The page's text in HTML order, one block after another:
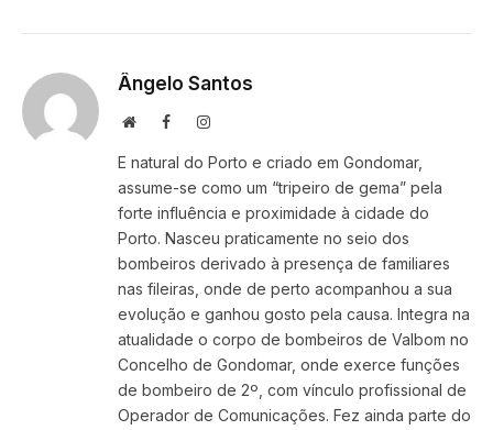
Ângelo Santos
WebsiteFacebookInstagram
E natural do Porto e criado em Gondomar,
assume-se como um “tripeiro de gema” pela
forte influência e proximidade à cidade do
Porto. Nasceu praticamente no seio dos
bombeiros derivado à presença de familiares
nas fileiras, onde de perto acompanhou a sua
evolução e ganhou gosto pela causa. Integra na
atualidade o corpo de bombeiros de Valbom no
Concelho de Gondomar, onde exerce funções
de bombeiro de 2º, com vínculo profissional de
Operador de Comunicações. Fez ainda parte do